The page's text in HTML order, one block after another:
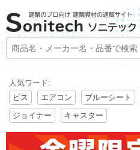
人気ワード:
ビス
エアコン ブルーシート
ジョイナー
キャスター